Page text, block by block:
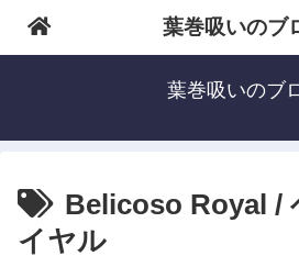
葉巻吸いのブ
Belicoso Royal /
イヤル
葉巻吸いのブ